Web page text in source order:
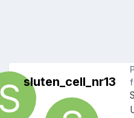
sluten_cell_nr13